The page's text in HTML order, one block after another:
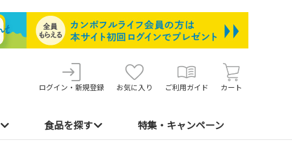
ログイン・新規登録 お気に入り ご利用ガイド カート
食品を探す 特集・キャンペーン